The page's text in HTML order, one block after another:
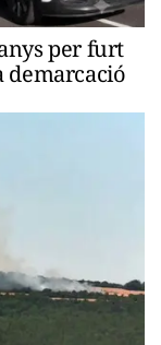
per furt
demarcació